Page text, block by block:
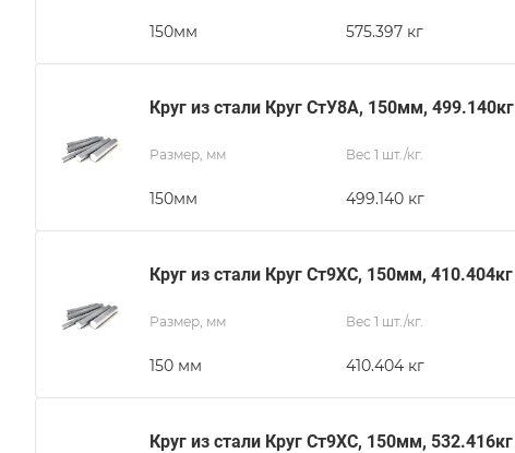
150мм 575.397 кг
Круг из стали Круг СтУ8А, 150мм, 499.140кг
Размер, мм
150мм
Вес 1 шт./кг.
499.140 кг
Круг из стали Круг Ст9ХС, 150мм, 410.404кг
Размер, мм
150 мм
Вес 1 шт./кг.
410.404 кг
Круг из стали Круг Ст9ХС, 150мм, 532.416кг